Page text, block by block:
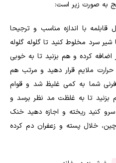
به صورت زیر است:
قابلمه با اندازه مناسب و ترجیحا
سرد مخلوط کنید تا گلوله گلوله
کرده و هم بزنید تا به خوبی
ملایم قرار دهید و مرتب هم
فرنی شما به کمی غلیظ شد و قوام
بزنید تا به غلظت مد نظر برسد و
کنید ریخته و اجازه دهید خنک
خلال پسته و زعفران دم کرده